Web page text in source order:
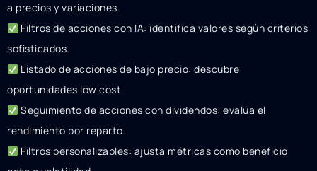
a precios y variaciones.
Filtros de acciones con IA: identifica valores según criterios
sofisticados.
Listado de acciones de bajo precio: descubre
oportunidades low cost.
Seguimiento de acciones con dividendos: evalúa el
rendimiento por reparto.
Filtros personalizables: ajusta métricas como beneficio